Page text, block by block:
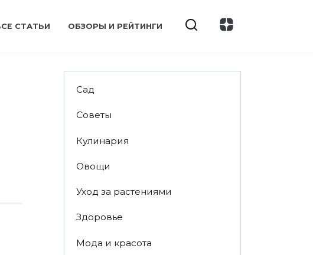
СТАТЬИ ОБЗОРЫ И РЕЙТИНГИ
Сад
Советы
Кулинария
Овощи
Уход за растениями
Здоровье
Мода и красота